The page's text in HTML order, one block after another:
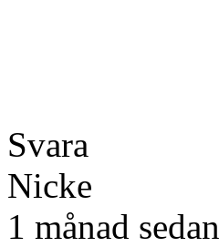
Svara
Nicke
1 månad sedan